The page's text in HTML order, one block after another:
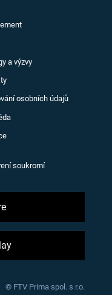
a výzvy
osobních údajů
soukromí
© FTV Prima spol. s r.o.